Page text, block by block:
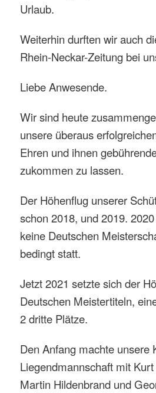
Urlaub.
Weiterhin durften wir auch
Rhein-Neckar-Zeitung bei
Liebe Anwesende.
Wir sind heute
unsere überaus
Ehren und ihnen
zukommen zu lassen.
Der Höhenflug unserer
schon 2018, und 2019.
keine Deutschen
bedingt statt.
Jetzt 2021 setzte sich der
Deutschen Meistertiteln,
2 dritte Plätze.
Den Anfang machte unsere
Liegendmannschaft mit
Martin Hildenbrand und